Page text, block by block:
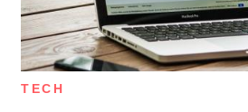
TECH